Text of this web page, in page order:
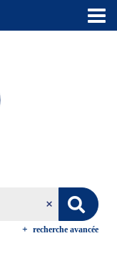
recherche avancée